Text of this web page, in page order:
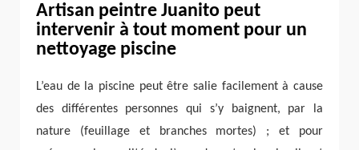
Artisan peintre Juanito peut
intervenir à tout moment pour un
nettoyage piscine
L’eau de la piscine peut être salie facilement à cause
des différentes personnes qui s’y baignent, par la
nature (feuillage et branches mortes) ; et pour